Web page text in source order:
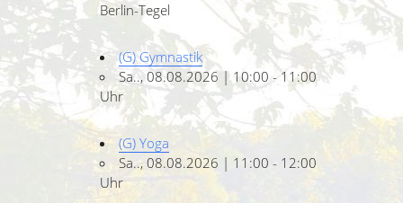
Berlin-Tegel
(G) Gymnastik
Sa.., 08.08.2026 | 10:00 - 11:00
Uhr
(G) Yoga
Sa.., 08.08.2026 | 11:00 - 12:00
Uhr